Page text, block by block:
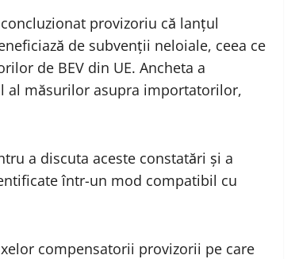
concluzionat provizoriu că lanțul
de subvenții neloiale, ceea ce
de BEV din UE. Ancheta a
al măsurilor asupra importatorilor,
a discuta aceste constatări și a
într-un mod compatibil cu
compensatorii provizorii pe care